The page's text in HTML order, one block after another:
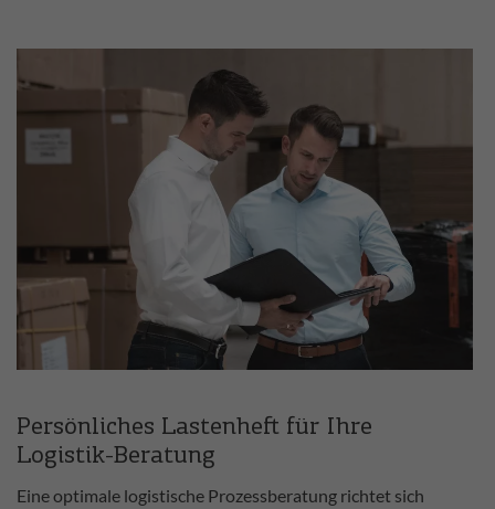
Persönliches Lastenheft für Ihre
Logistik-Beratung
Eine optimale logistische Prozessberatung richtet sich